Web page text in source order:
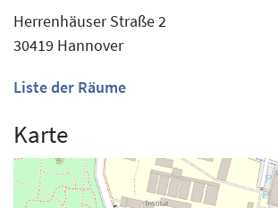
Herrenhäuser Straße 2
30419 Hannover
Liste der Räume
Karte